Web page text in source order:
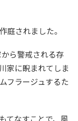
庭されました。
ら警戒される存
家に睨まれてしま
フラージュするた
てなすことで、風